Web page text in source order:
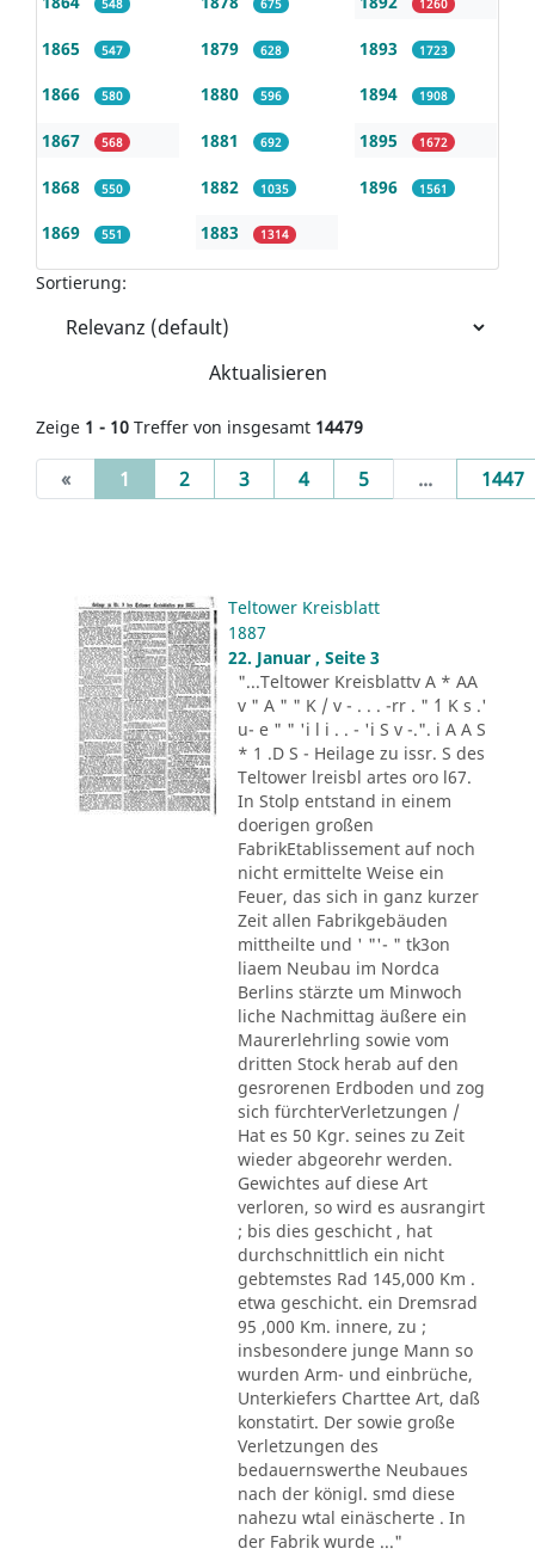
548
1865 547
1866 580
1867 568
1868 550
1869 551
675
1879 628
1880 596
1881 692
1882 1035
1883 1314
1260
1893 1723
1894 1908
1895 1672
1896 1561
Sortierung:
Aktualisieren
Zeige 1 - 10 Treffer von insgesamt 14479
« 1 (current)
2 3 4 5 ... 1447
Teltower Kreisblatt
1887
22. Januar , Seite 3
"...Teltower Kreisblattv A * AA
v " A " " K / v - . . . -rr . " ´1 K s .'
u- e " " 'i l i . . - 'i S v -.". i A A S
* 1 .D S - Heilage zu issr. S des
Teltower lreisbl artes oro l67.
In Stolp entstand in einem
doerigen großen
FabrikEtablissement auf noch
nicht ermittelte Weise ein
Feuer, das sich in ganz kurzer
Zeit allen Fabrikgebäuden
mittheilte und ' "'- " tk3on
liaem Neubau im Nordca
Berlins stärzte um Minwoch
liche Nachmittag äußere ein
Maurerlehrling sowie vom
dritten Stock herab auf den
gesrorenen Erdboden und zog
sich fürchterVerletzungen /
Hat es 50 Kgr. seines zu Zeit
wieder abgeorehr werden.
Gewichtes auf diese Art
verloren, so wird es ausrangirt
; bis dies geschicht , hat
durchschnittlich ein nicht
gebtemstes Rad 145,000 Km .
etwa geschicht. ein Dremsrad
95 ,000 Km. innere, zu ;
insbesondere junge Mann so
wurden Arm- und einbrüche,
Unterkiefers Charttee Art, daß
konstatirt. Der sowie große
Verletzungen des
bedauernswerthe Neubaues
nach der königl. smd diese
nahezu wtal einäscherte . In
der Fabrik wurde ..."